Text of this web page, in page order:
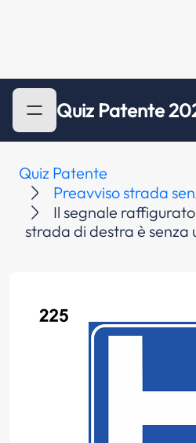
Quiz Patente
Quiz Patente
Preavviso strada
Il segnale
strada di destra è senza